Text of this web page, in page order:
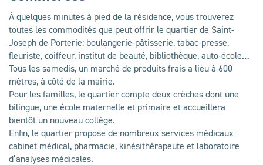
À quelques minutes à pied de la résidence, vous trouverez
toutes les commodités que peut offrir le quartier de Saint-
Joseph de Porterie: boulangerie-pâtisserie, tabac-presse,
fleuriste, coiffeur, institut de beauté, bibliothèque, auto-école…
Tous les samedis, un marché de produits frais a lieu à 600
mètres, à côté de la mairie.
Pour les familles, le quartier compte deux crèches dont une
bilingue, une école maternelle et primaire et accueillera
bientôt un nouveau collège.
Enfin, le quartier propose de nombreux services médicaux :
cabinet médical, pharmacie, kinésithérapeute et laboratoire
d’analyses médicales.